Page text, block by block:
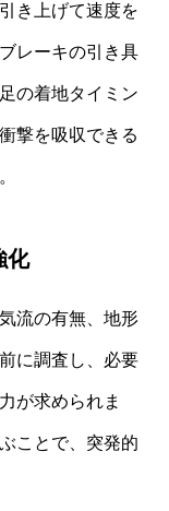
き上げて速度を
レーキの引き具
の着地タイミン
撃を吸収できる
化
流の有無、地形
に調査し、必要
が求められま
ことで、突発的